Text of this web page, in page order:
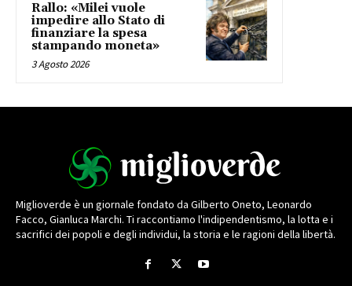
Rallo: «Milei vuole
impedire allo Stato di
finanziare la spesa
stampando moneta»
3 Agosto 2026
Miglioverde è un giornale fondato da Gilberto Oneto, Leonardo
Facco, Gianluca Marchi. Ti raccontiamo l'indipendentismo, la lotta e i
sacrifici dei popoli e degli individui, la storia e le ragioni della libertà.